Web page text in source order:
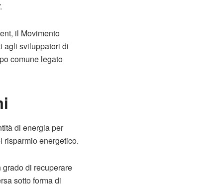
.
il Movimento
agli sviluppatori di
comune legato
di energia per
risparmio energetico.
di recuperare
sotto forma di